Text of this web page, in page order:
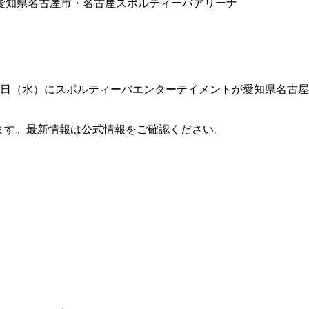
知県名古屋市・名古屋スポルティーバアリーナ
（水）にスポルティーバエンターテイメントが愛知県名古
。最新情報は公式情報をご確認ください。